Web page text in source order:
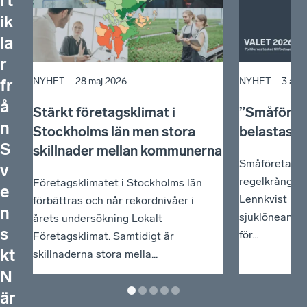
ik
la
r
fr
å
n
S
v
e
n
s
kt
N
är
NYHET –28 maj 2026
Stärkt företagsklimat i
Stockholms län men stora
skillnader mellan kommunerna
Företagsklimatet i Stockholms län
förbättras och når rekordnivåer i
årets undersökning Lokalt
Företagsklimat. Samtidigt är
skillnaderna stora mella...
NYHET –3
belastas
regelkrångel
Lennkvist
för...